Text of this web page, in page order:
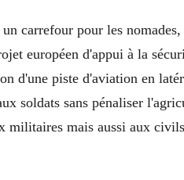
carrefour pour les
européen d'appui à la
d'une piste d'aviation en
soldats sans pénaliser
militaires mais aussi aux